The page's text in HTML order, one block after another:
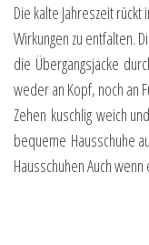
Die kalte Jahreszeit
Wirkungen zu entfalten.
die Übergangsjacke
weder an Kopf, noch an
Zehen kuschlig weich
bequeme Hausschuhe
Hausschuhen Auch